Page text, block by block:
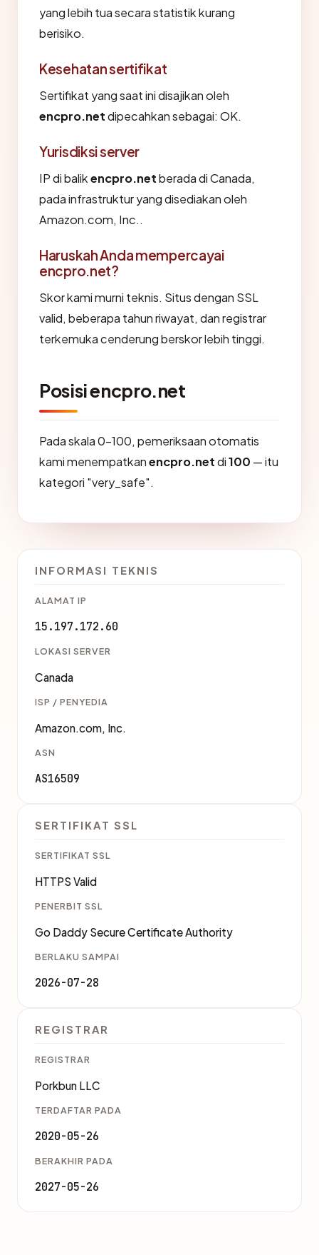
yang lebih tua secara statistik kurang
berisiko.
Kesehatan sertifikat
Sertifikat yang saat ini disajikan oleh
encpro.netdipecahkan sebagai: OK.
Yurisdiksi server
IP di balikencpro.netberada di Canada,
pada infrastruktur yang disediakan oleh
Amazon.com, Inc..
Haruskah Anda mempercayai
encpro.net?
Skor kami murni teknis. Situs dengan SSL
valid, beberapa tahun riwayat, dan registrar
terkemuka cenderung berskor lebih tinggi.
Posisi encpro.net
Pada skala 0-100, pemeriksaan otomatis
kami menempatkanencpro.netdi100 — itu
kategori "very_safe".
INFORMASI TEKNIS
ALAMAT IP
15.197.172.60
LOKASI SERVER
Canada
ISP / PENYEDIA
Amazon.com, Inc.
ASN
AS16509
SERTIFIKAT SSL
SERTIFIKAT SSL
HTTPS Valid
PENERBIT SSL
Go Daddy Secure Certificate Authority
BERLAKU SAMPAI
2026-07-28
REGISTRAR
REGISTRAR
Porkbun LLC
TERDAFTAR PADA
2020-05-26
BERAKHIR PADA
2027-05-26